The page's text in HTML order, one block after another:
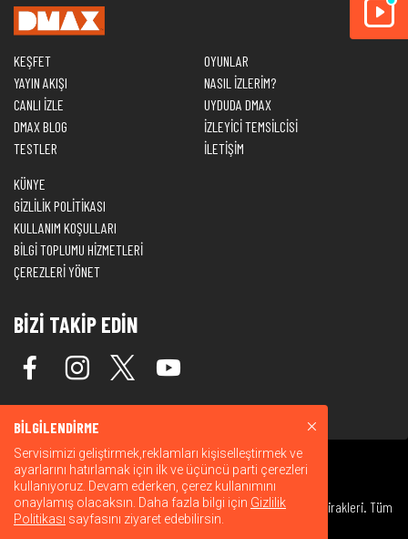
KEŞFET
YAYIN AKIŞI
CANLI İZLE
DMAX BLOG
TESTLER
OYUNLAR
NASIL İZLERİM?
UYDUDA DMAX
İZLEYİCİ TEMSİLCİSİ
İLETİŞİM
KÜNYE
GİZLİLİK POLİTİKASI
KULLANIM KOŞULLARI
BİLGİ TOPLUMU HİZMETLERİ
ÇEREZLERİ YÖNET
BİZİ TAKİP EDİN
© 2026 Warner Bros. Discovery, Inc. veya bağlı kuruluşları ve iştirakleri. Tüm
hakları saklıdır.
BİLGİLENDİRME
Servisimizi geliştirmek,reklamları kişiselleştirmek ve
ayarlarını hatırlamak için ilk ve üçüncü parti çerezleri
kullanıyoruz. Devam ederken, çerez kullanımını
onaylamış olacaksın. Daha fazla bilgi için Gizlilik
Politikası sayfasını ziyaret edebilirsin.